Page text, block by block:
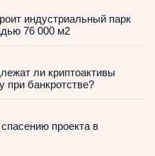
индустриальный парк
76 000 м2
ли криптоактивы
при банкротстве?
проекта в